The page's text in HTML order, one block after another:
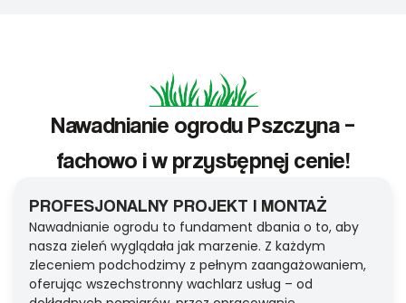
Nawadnianie ogrodu Pszczyna –
fachowo i w przystępnej cenie!
PROFESJONALNY PROJEKT I MONTAŻ
Nawadnianie ogrodu to fundament dbania o to, aby
nasza zieleń wyglądała jak marzenie. Z każdym
zleceniem podchodzimy z pełnym zaangażowaniem,
oferując wszechstronny wachlarz usług – od